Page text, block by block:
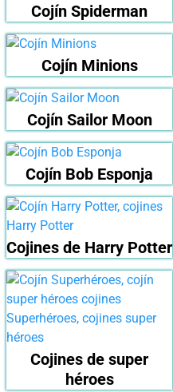
Cojín Spiderman
Cojín Minions
Cojín Sailor Moon
Cojín Bob Esponja
Cojines de Harry Potter
Cojines de super
héroes